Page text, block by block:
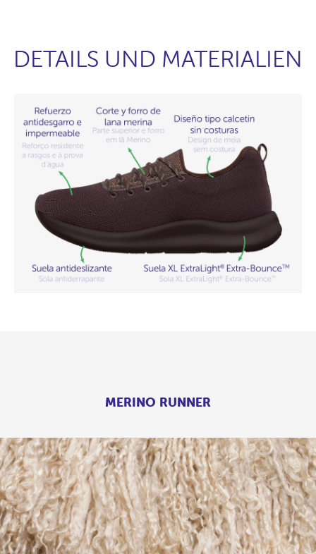
DETAILS UND MATERIALIEN
MERINO RUNNER